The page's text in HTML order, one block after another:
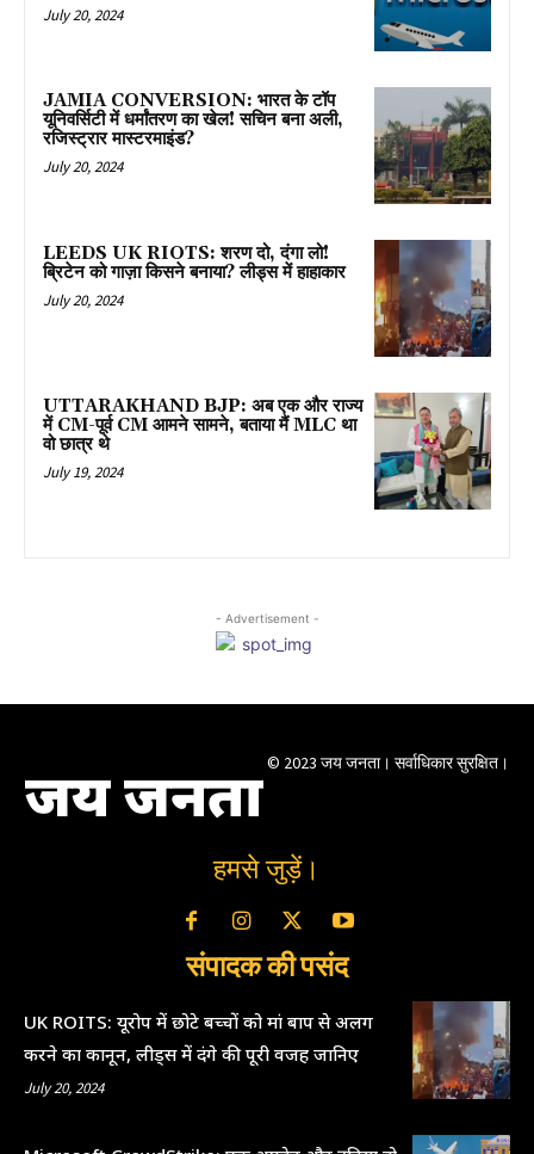
July 20, 2024
JAMIA CONVERSION: भारत के टॉप
यूनिवर्सिटी में धर्मांतरण का खेल! सचिन बना अली,
रजिस्ट्रार मास्टरमाइंड?
July 20, 2024
LEEDS UK RIOTS: शरण दो, दंगा लो!
ब्रिटेन को गाज़ा किसने बनाया? लीड्स में हाहाकार
July 20, 2024
UTTARAKHAND BJP: अब एक और राज्य
में CM-पूर्व CM आमने सामने, बताया मैं MLC था
वो छात्र थे
July 19, 2024
- Advertisement -
जय जनता © 2023 जय जनता। सर्वाधिकार सुरक्षित।
हमसे जुड़ें।
संपादक की पसंद
UK ROITS: यूरोप में छोटे बच्चों को मां बाप से अलग
करने का कानून, लीड्स में दंगे की पूरी वजह जानिए
July 20, 2024